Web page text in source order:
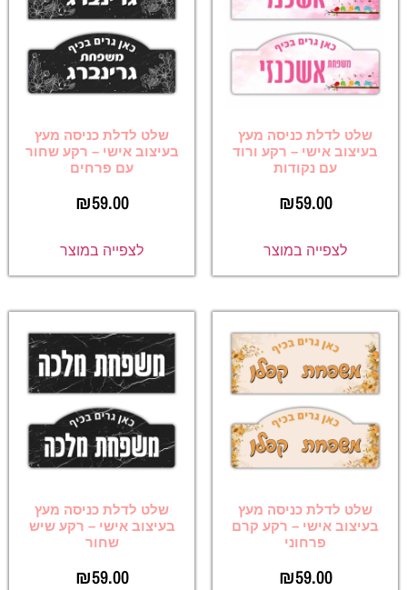
שלט לדלת כניסה מעץ
בעיצוב אישי – רקע ורוד
עם נקודות
₪59.00
לצפייה במוצר
שלט לדלת כניסה מעץ
בעיצוב אישי – רקע שחור
עם פרחים
₪59.00
לצפייה במוצר
שלט לדלת כניסה מעץ
בעיצוב אישי – רקע קרם
פרחוני
₪59.00
שלט לדלת כניסה מעץ
בעיצוב אישי – רקע שיש
שחור
₪59.00